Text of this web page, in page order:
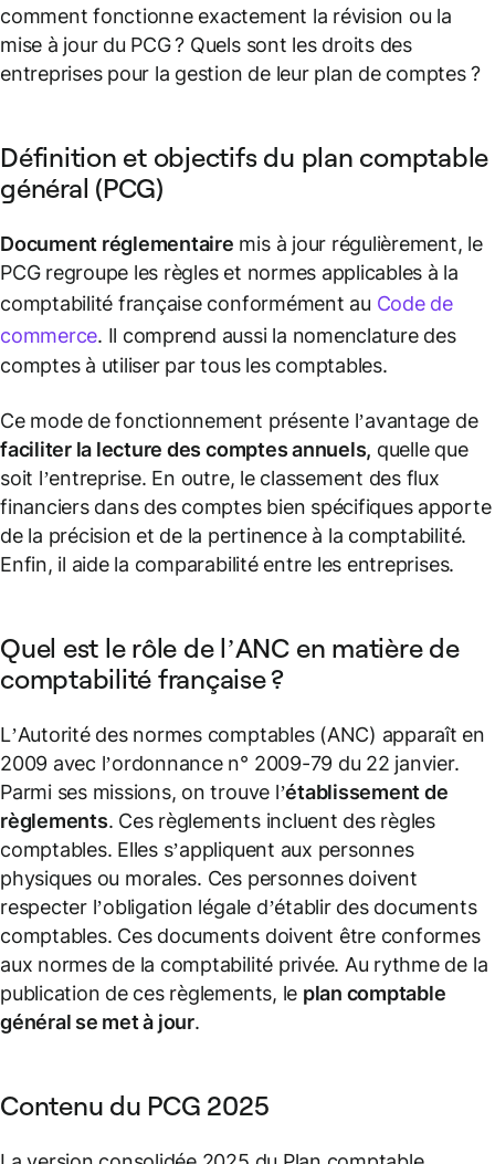
comment fonctionne exactement la révision ou la
mise à jour du PCG ? Quels sont les droits des
entreprises pour la gestion de leur plan de comptes ?
Définition et objectifs du plan comptable
général (PCG)
Document réglementaire mis à jour régulièrement, le
PCG regroupe les règles et normes applicables à la
comptabilité française conformément au Code de
commerce. Il comprend aussi la nomenclature des
comptes à utiliser par tous les comptables.
Ce mode de fonctionnement présente l’avantage de
faciliter la lecture des comptes annuels, quelle que
soit l’entreprise. En outre, le classement des flux
financiers dans des comptes bien spécifiques apporte
de la précision et de la pertinence à la comptabilité.
Enfin, il aide la comparabilité entre les entreprises.
Quel est le rôle de l’ANC en matière de
comptabilité française ?
L’Autorité des normes comptables (ANC) apparaît en
2009 avec l’ordonnance n° 2009-79 du 22 janvier.
Parmi ses missions, on trouve l’établissement de
règlements. Ces règlements incluent des règles
comptables. Elles s’appliquent aux personnes
physiques ou morales. Ces personnes doivent
respecter l’obligation légale d’établir des documents
comptables. Ces documents doivent être conformes
aux normes de la comptabilité privée. Au rythme de la
publication de ces règlements, le plan comptable
général se met à jour.
Contenu du PCG 2025